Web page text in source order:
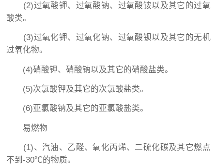
(2)过氧酸钾、过氧酸钠、过氧酸铵以及其它的过氧
酸类。
(3)过氧化钾、过氧化钠、过氧酸钡以及其它的无机
过氧化物。
(4)硝酸钾、硝酸钠以及其它的硝酸盐类。
(5)次氯酸钾及其它的次氯酸盐类。
(6)亚氯酸钠及其它的亚氯酸盐类。
易燃物
(1)、汽油、乙醛、氧化丙烯、二硫化碳及其它燃点
不到-30℃的物质。